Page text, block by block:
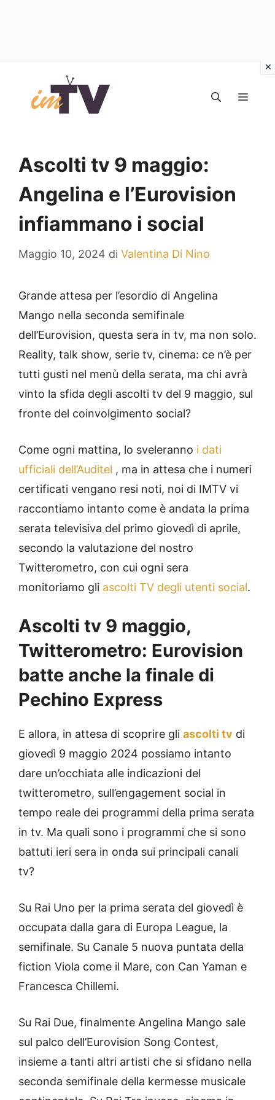
contenuto
Ascolti tv 9 maggio:
Angelina e l’Eurovision
infiammano i social
Maggio 10, 2024 di Valentina Di Nino
Grande attesa per l’esordio di Angelina
Mango nella seconda semifinale
dell’Eurovision, questa sera in tv, ma non solo.
Reality, talk show, serie tv, cinema: ce n’è per
tutti gusti nel menù della serata, ma chi avrà
vinto la sfida degli ascolti tv del 9 maggio, sul
fronte del coinvolgimento social?
Come ogni mattina, lo sveleranno i dati
ufficiali dell’Auditel , ma in attesa che i numeri
certificati vengano resi noti, noi di IMTV vi
raccontiamo intanto come è andata la prima
serata televisiva del primo giovedì di aprile,
secondo la valutazione del nostro
Twitterometro, con cui ogni sera
monitoriamo gli ascolti TV degli utenti social.
Ascolti tv 9 maggio,
Twitterometro: Eurovision
batte anche la finale di
Pechino Express
E allora, in attesa di scoprire gli ascolti tv di
giovedì 9 maggio 2024 possiamo intanto
dare un’occhiata alle indicazioni del
twitterometro, sull’engagement social in
tempo reale dei programmi della prima serata
in tv. Ma quali sono i programmi che si sono
battuti ieri sera in onda sui principali canali
tv?
Su Rai Uno per la prima serata del giovedì è
occupata dalla gara di Europa League, la
semifinale. Su Canale 5 nuova puntata della
fiction Viola come il Mare, con Can Yaman e
Francesca Chillemi.
Su Rai Due, finalmente Angelina Mango sale
sul palco dell’Eurovision Song Contest,
insieme a tanti altri artisti che si sfidano nella
seconda semifinale della kermesse musicale